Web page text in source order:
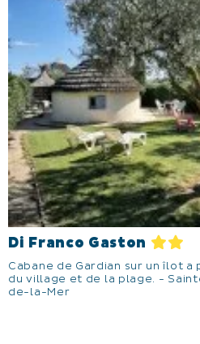
Di Franco Gaston
Cabane de Gardian sur un îlot a
du village et de la plage. -
de-la-Mer